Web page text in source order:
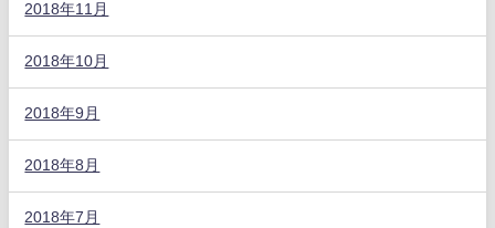
2018年11月
2018年10月
2018年9月
2018年8月
2018年7月